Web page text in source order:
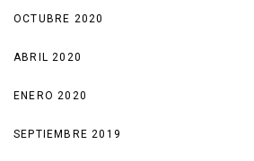
OCTUBRE 2020
ABRIL 2020
ENERO 2020
SEPTIEMBRE 2019